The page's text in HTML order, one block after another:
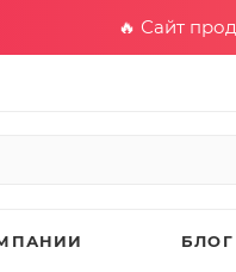
🔥 Сайт
БЛОГ